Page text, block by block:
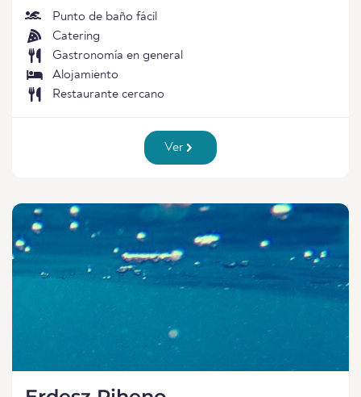
Punto de baño fácil
Catering
Gastronomía en general
Alojamiento
Restaurante cercano
Ver